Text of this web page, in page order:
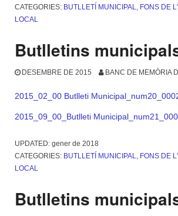
CATEGORIES: BUTLLETÍ MUNICIPAL, FONS DE
LOCAL
Butlletins
DESEMBRE DE 2015 BANC DE MEMÒRIA
2015_02_00 Butlleti
2015_09_00_Butlleti
UPDATED: gener de 2018
CATEGORIES: BUTLLETÍ MUNICIPAL
FONS DE
LOCAL
Butlletins